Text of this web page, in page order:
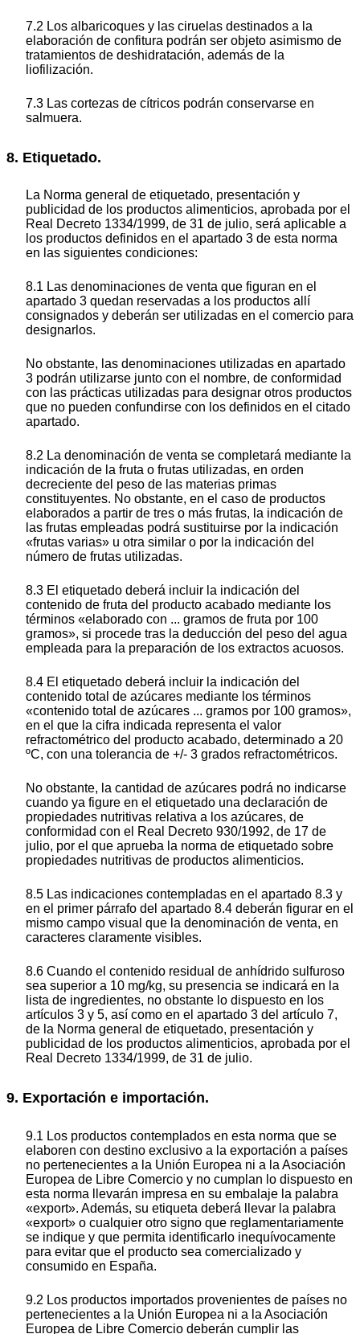
7.2 Los albaricoques y las ciruelas destinados a la
elaboración de confitura podrán ser objeto asimismo de
tratamientos de deshidratación, además de la
liofilización.
7.3 Las cortezas de cítricos podrán conservarse en
salmuera.
8. Etiquetado.
La Norma general de etiquetado, presentación y
publicidad de los productos alimenticios, aprobada por el
Real Decreto 1334/1999, de 31 de julio, será aplicable a
los productos definidos en el apartado 3 de esta norma
en las siguientes condiciones:
8.1 Las denominaciones de venta que figuran en el
apartado 3 quedan reservadas a los productos allí
consignados y deberán ser utilizadas en el comercio para
designarlos.
No obstante, las denominaciones utilizadas en apartado
3 podrán utilizarse junto con el nombre, de conformidad
con las prácticas utilizadas para designar otros productos
que no pueden confundirse con los definidos en el citado
apartado.
8.2 La denominación de venta se completará mediante la
indicación de la fruta o frutas utilizadas, en orden
decreciente del peso de las materias primas
constituyentes. No obstante, en el caso de productos
elaborados a partir de tres o más frutas, la indicación de
las frutas empleadas podrá sustituirse por la indicación
«frutas varias» u otra similar o por la indicación del
número de frutas utilizadas.
8.3 El etiquetado deberá incluir la indicación del
contenido de fruta del producto acabado mediante los
términos «elaborado con ... gramos de fruta por 100
gramos», si procede tras la deducción del peso del agua
empleada para la preparación de los extractos acuosos.
8.4 El etiquetado deberá incluir la indicación del
contenido total de azúcares mediante los términos
«contenido total de azúcares ... gramos por 100 gramos»,
en el que la cifra indicada representa el valor
refractométrico del producto acabado, determinado a 20
ºC, con una tolerancia de +/- 3 grados refractométricos.
No obstante, la cantidad de azúcares podrá no indicarse
cuando ya figure en el etiquetado una declaración de
propiedades nutritivas relativa a los azúcares, de
conformidad con el Real Decreto 930/1992, de 17 de
julio, por el que aprueba la norma de etiquetado sobre
propiedades nutritivas de productos alimenticios.
8.5 Las indicaciones contempladas en el apartado 8.3 y
en el primer párrafo del apartado 8.4 deberán figurar en el
mismo campo visual que la denominación de venta, en
caracteres claramente visibles.
8.6 Cuando el contenido residual de anhídrido sulfuroso
sea superior a 10 mg/kg, su presencia se indicará en la
lista de ingredientes, no obstante lo dispuesto en los
artículos 3 y 5, así como en el apartado 3 del artículo 7,
de la Norma general de etiquetado, presentación y
publicidad de los productos alimenticios, aprobada por el
Real Decreto 1334/1999, de 31 de julio.
9. Exportación e importación.
9.1 Los productos contemplados en esta norma que se
elaboren con destino exclusivo a la exportación a países
no pertenecientes a la Unión Europea ni a la Asociación
Europea de Libre Comercio y no cumplan lo dispuesto en
esta norma llevarán impresa en su embalaje la palabra
«export». Además, su etiqueta deberá llevar la palabra
«export» o cualquier otro signo que reglamentariamente
se indique y que permita identificarlo inequívocamente
para evitar que el producto sea comercializado y
consumido en España.
9.2 Los productos importados provenientes de países no
pertenecientes a la Unión Europea ni a la Asociación
Europea de Libre Comercio deberán cumplir las